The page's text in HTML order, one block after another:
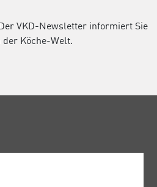
VKD-Newsletter informiert Sie
Köche-Welt.